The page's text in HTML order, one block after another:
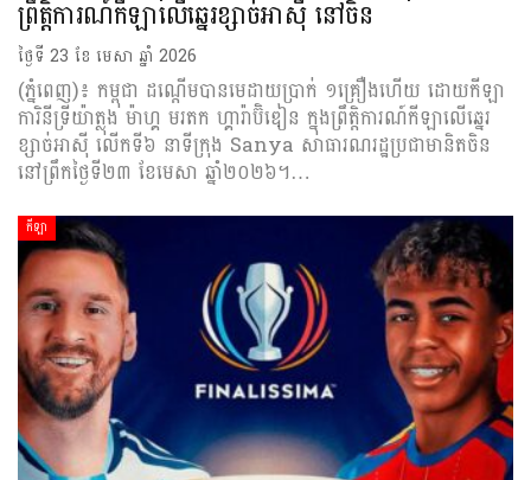
ព្រឹត្តិការណ៍កីឡាលើឆ្នេរខ្សាច់អាស៊ី នៅចិន
ថ្ងៃទី 23 ខែ មេសា ឆ្នាំ 2026
(ភ្នំពេញ)៖ កម្ពុជា ដណ្ដើមបានមេដាយប្រាក់ ១គ្រឿងហើយ ដោយកីឡា
ការិនីទ្រីយ៉ាត្លុង ម៉ាហ្គ មរតក ហ្គារ៉ាប៊ិឌៀន ក្នុងព្រឹត្តិការណ៍កីឡាលើឆ្នេរ
ខ្សាច់អាស៊ី លើកទី៦ នាទីក្រុង Sanya សាធារណរដ្ឋប្រជាមានិតចិន
នៅព្រឹកថ្ងៃទី២៣ ខែមេសា ឆ្នាំ២០២៦។…
កីឡា